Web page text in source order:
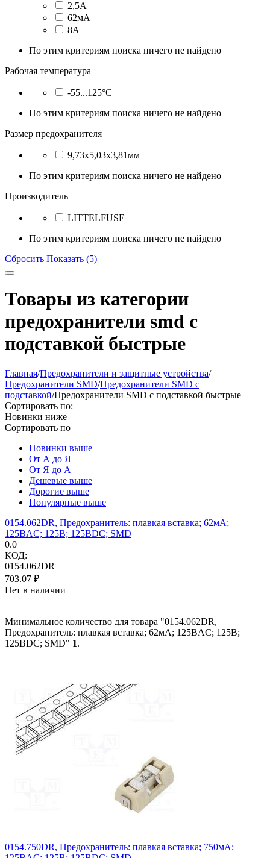
2,5А
62мА
8А
По этим критериям поиска ничего не найдено
Рабочая температура
-55...125°C
По этим критериям поиска ничего не найдено
Размер предохранителя
9,73x5,03x3,81мм
По этим критериям поиска ничего не найдено
Производитель
LITTELFUSE
По этим критериям поиска ничего не найдено
Сбросить Показать (5)
Товары из категории
предохранители smd с
подставкой быстрые
Главная/Предохранители и защитные устройства/
Предохранители SMD/Предохранители SMD с
подставкой/Предохранители SMD с подставкой быстрые
Сортировать по:
Новинки ниже
Сортировать по
Новинки выше
От А до Я
От Я до А
Дешевые выше
Дорогие выше
Популярные выше
0154.062DR, Предохранитель: плавкая вставка; 62мА;
125ВAC; 125В; 125ВDC; SMD
0.0
КОД:
0154.062DR
703.07 ₽
Нет в наличии
Минимальное количество для товара "0154.062DR,
Предохранитель: плавкая вставка; 62мА; 125ВAC; 125В;
125ВDC; SMD" 1.
0154.750DR, Предохранитель: плавкая вставка; 750мА;